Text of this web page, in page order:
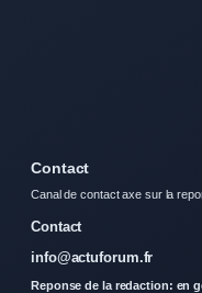
Contact
Canal de contact axe sur la
Contact
info@actuforum.fr
Reponse de la redaction: en